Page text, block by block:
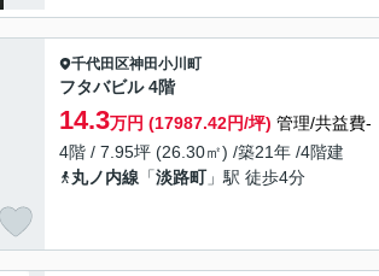
千代田区神田小川町
フタバビル 4階
14.3万円 (17987.42円/坪) 管理/共益費-
4階 / 7.95坪 (26.30㎡) /築21年 /4階建
丸ノ内線 「淡路町」駅 徒歩4分